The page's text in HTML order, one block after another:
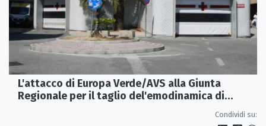
L'attacco di Europa Verde/AVS alla Giunta
Regionale per il taglio del'emodinamica di
Condividi su: